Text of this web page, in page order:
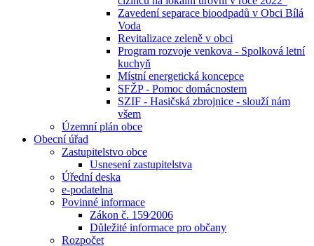
Zavedení separace bioodpadů v Obci Bílá
Voda
Revitalizace zeleně v obci
Program rozvoje venkova - Spolková letní
kuchyň
Místní energetická koncepce
SFŽP - Pomoc domácnostem
SZIF - Hasičská zbrojnice - slouží nám
všem
Územní plán obce
Obecní úřad
Zastupitelstvo obce
Usnesení zastupitelstva
Úřední deska
e-podatelna
Povinné informace
Zákon č. 159⁄2006
Důležité informace pro občany
Rozpočet